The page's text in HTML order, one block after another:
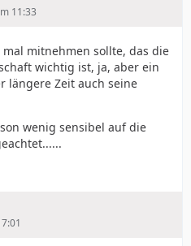
11:33
mitnehmen sollte, das die
wichtig ist, ja, aber ein
längere Zeit auch seine
wenig sensibel auf die